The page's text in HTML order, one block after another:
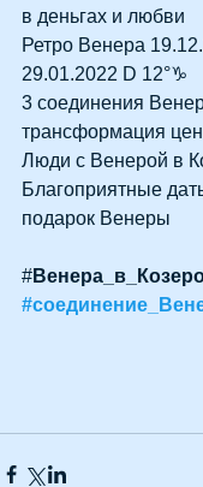
в деньгах и любви
Ретро Венера
29.01.2022 D 12°♑
3 соединения
трансформация
Люди с Венерой в
Благоприятные
подарок Венеры
#